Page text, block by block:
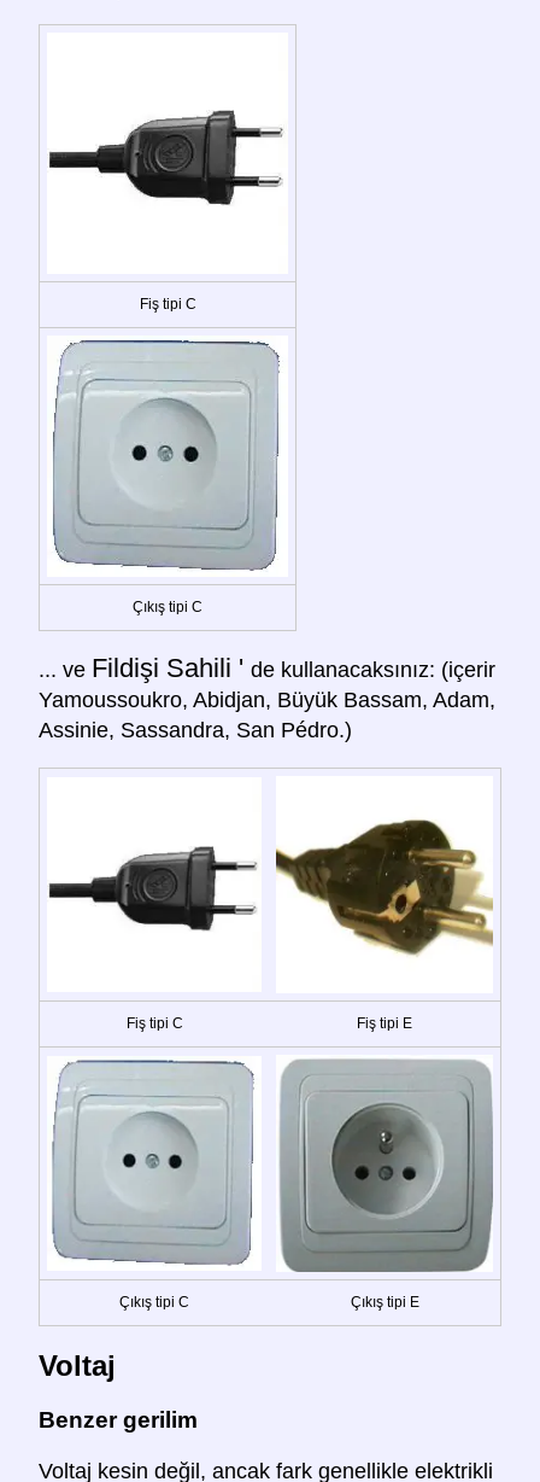
Fiş tipi C
Çıkış tipi C
... ve Fildişi Sahili ' de kullanacaksınız: (içerir
Yamoussoukro, Abidjan, Büyük Bassam, Adam,
Assinie, Sassandra, San Pédro.)
Fiş tipi C Fiş tipi E
Çıkış tipi C Çıkış tipi E
Voltaj
Benzer gerilim
Voltaj kesin değil, ancak fark genellikle elektrikli